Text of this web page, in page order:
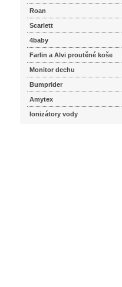
Roan
Scarlett
4baby
Farlin a Alvi proutěné koše
Monitor dechu
Bumprider
Amytex
Ionizátory vody